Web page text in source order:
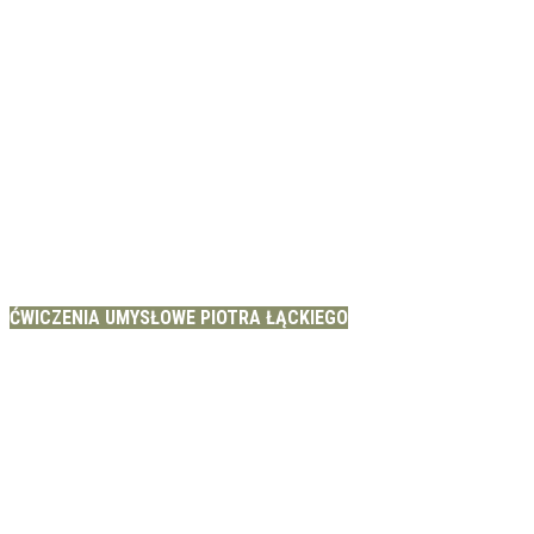
ĆWICZENIA UMYSŁOWE PIOTRA ŁĄCKIEGO